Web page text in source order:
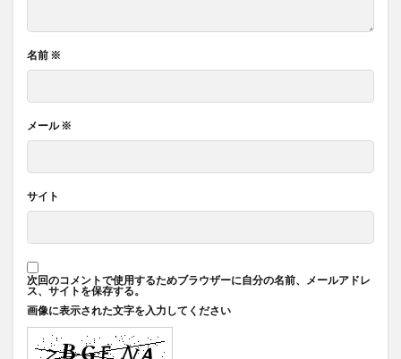
名前 ※
メール※
サイト
次回のコメントで使用するためブラウザーに自分の名前、メールアドレ
ス、サイトを保存する。
画像に表示された文字を入力してください